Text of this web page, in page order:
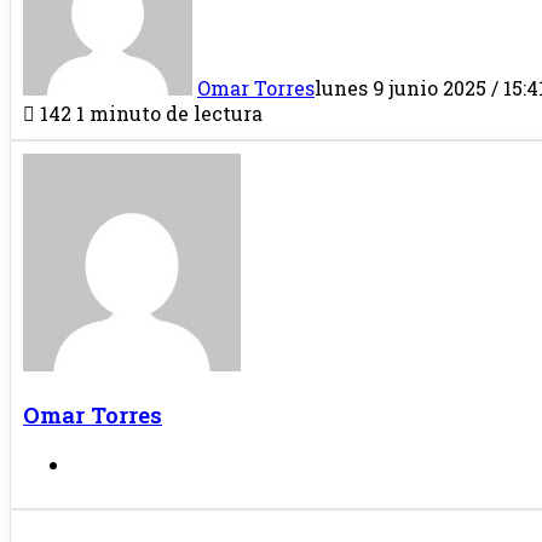
Omar Torreslunes 9 junio 2025 /
142 1 minuto de lectura
Omar Torres